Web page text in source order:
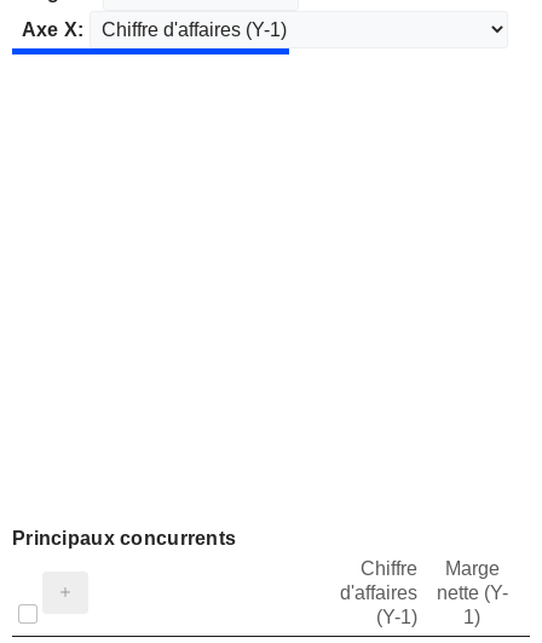
Axe X:
Principaux concurrents
Chiffre
d'affaires
(Y-1)
Marge
nette (Y-
1)